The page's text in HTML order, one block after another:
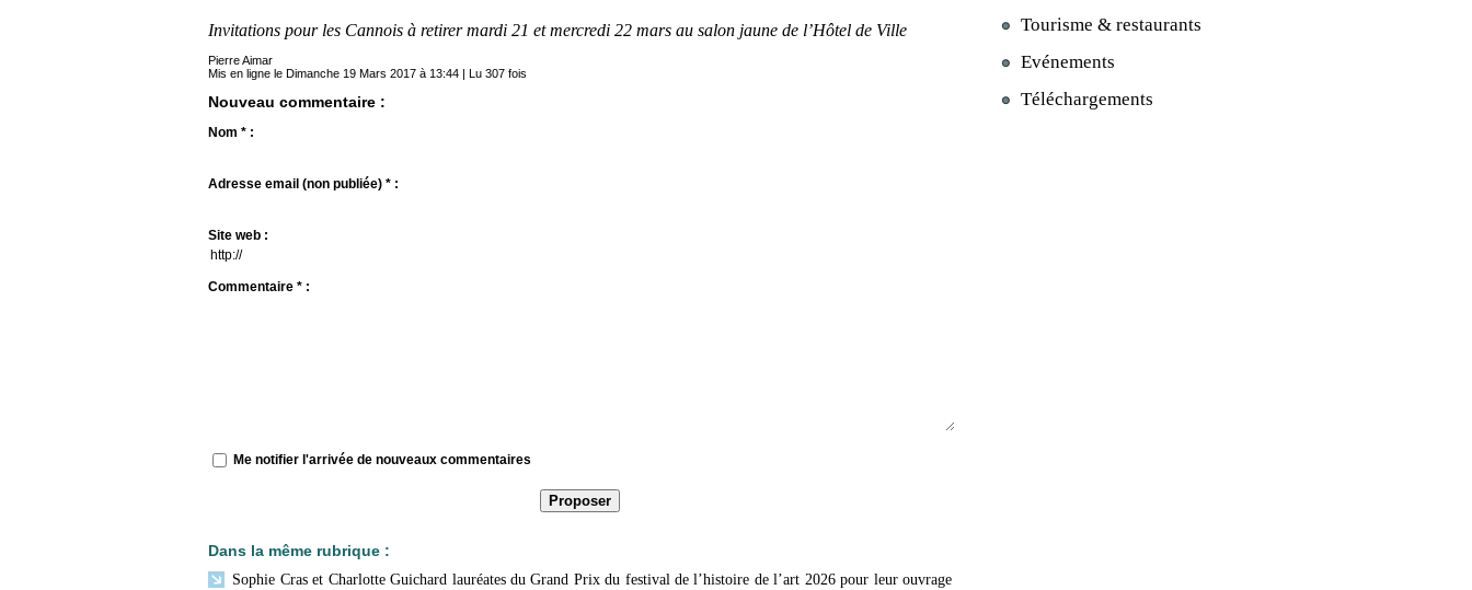
Invitations pour les Cannois à retirer mardi 21 et mercredi 22 mars au salon jaune de l’Hôtel de Ville
Pierre Aimar
Mis en ligne le Dimanche 19 Mars 2017 à 13:44 | Lu 307 fois
Nouveau commentaire :
Nom * :
Adresse email (non publiée) * :
Site web :
Commentaire * :
Me notifier l'arrivée de nouveaux commentaires
Dans la même rubrique :
Sophie Cras et Charlotte Guichard lauréates du Grand Prix du festival de l’histoire de l’art 2026 pour leur ouvrage
Tourisme & restaurants
Evénements
Téléchargements